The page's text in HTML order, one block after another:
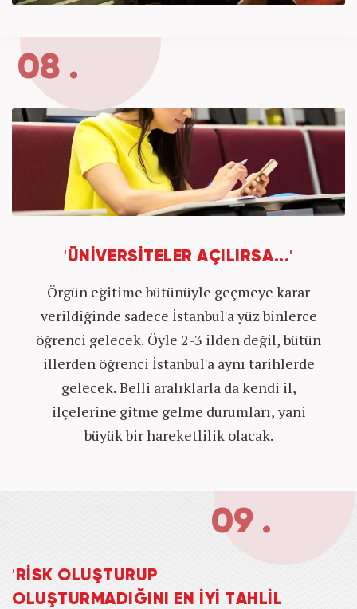
08 .
'ÜNİVERSİTELER AÇILIRSA...'
Örgün eğitime bütünüyle geçmeye karar
verildiğinde sadece İstanbul'a yüz binlerce
öğrenci gelecek. Öyle 2-3 ilden değil, bütün
illerden öğrenci İstanbul'a aynı tarihlerde
gelecek. Belli aralıklarla da kendi il,
ilçelerine gitme gelme durumları, yani
büyük bir hareketlilik olacak.
09 .
'RİSK OLUŞTURUP
OLUŞTURMADIĞINI EN İYİ TAHLİL